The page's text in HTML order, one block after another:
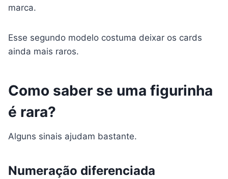
marca.
Esse segundo modelo costuma deixar os cards
ainda mais raros.
Como saber se uma figurinha
é rara?
Alguns sinais ajudam bastante.
Numeração diferenciada